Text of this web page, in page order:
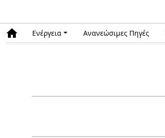
Ενέργεια Ανανεώσιμες Πηγές